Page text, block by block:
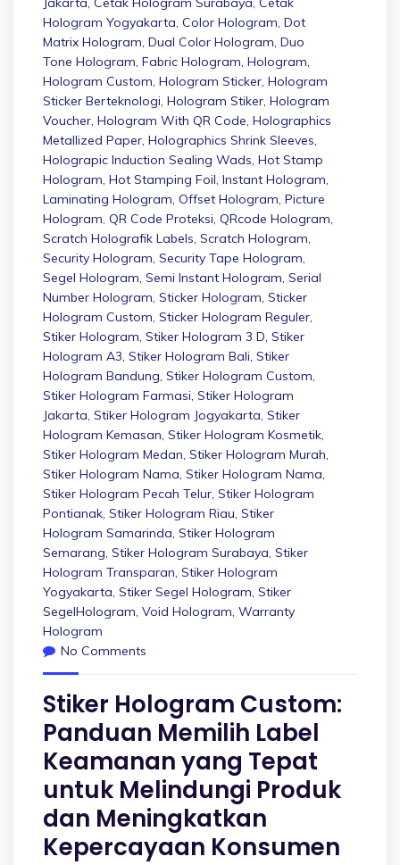
Hologram Yogyakarta, Color Hologram, Dot
Matrix Hologram, Dual Color Hologram, Duo
Tone Hologram, Fabric Hologram, Hologram,
Hologram Custom, Hologram Sticker, Hologram
Sticker Berteknologi, Hologram Stiker, Hologram
Voucher, Hologram With QR Code, Holographics
Metallized Paper, Holographics Shrink Sleeves,
Holograpic Induction Sealing Wads, Hot Stamp
Hologram, Hot Stamping Foil, Instant Hologram,
Laminating Hologram, Offset Hologram, Picture
Hologram, QR Code Proteksi, QRcode Hologram,
Scratch Holografik Labels, Scratch Hologram,
Security Hologram, Security Tape Hologram,
Segel Hologram, Semi Instant Hologram, Serial
Number Hologram, Sticker Hologram, Sticker
Hologram Custom, Sticker Hologram Reguler,
Stiker Hologram, Stiker Hologram 3 D, Stiker
Hologram A3, Stiker Hologram Bali, Stiker
Hologram Bandung, Stiker Hologram Custom,
Stiker Hologram Farmasi, Stiker Hologram
Jakarta, Stiker Hologram Jogyakarta, Stiker
Hologram Kemasan, Stiker Hologram Kosmetik,
Stiker Hologram Medan, Stiker Hologram Murah,
Stiker Hologram Nama, Stiker Hologram Nama,
Stiker Hologram Pecah Telur, Stiker Hologram
Pontianak, Stiker Hologram Riau, Stiker
Hologram Samarinda, Stiker Hologram
Semarang, Stiker Hologram Surabaya, Stiker
Hologram Transparan, Stiker Hologram
Yogyakarta, Stiker Segel Hologram, Stiker
SegelHologram, Void Hologram, Warranty
Hologram
No Comments
Stiker Hologram Custom:
Panduan Memilih Label
Keamanan yang Tepat
untuk Melindungi Produk
dan Meningkatkan
Kepercayaan Konsumen